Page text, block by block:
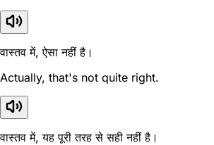
वास्तव में, ऐसा नहीं है।
Actually, that's not quite right.
वास्तव में, यह पूरी तरह से सही नहीं है।